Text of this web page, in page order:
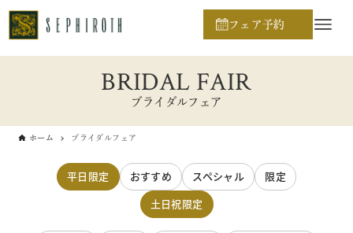
フェア予約
BRIDAL FAIR
ブライダルフェア
ホーム ブライダルフェア
平日限定 おすすめ スペシャル
限定
土日祝限定